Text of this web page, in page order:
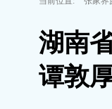
湖南
谭敦